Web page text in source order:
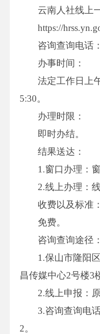
云南人社线上
https://
咨询查询电话
办事时间：
法定工作日上
5:30。
办理时限：
即时办结。
结果送达：
1.窗口办理：
2.线上办理：
收费以及标准：
免费。
咨询查询途径：
1.保山市隆阳
昌传媒中心2号楼3
2.线上申报：
3.咨询查询电
2。